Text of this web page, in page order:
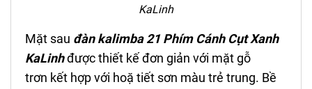
KaLinh
Mặt sau đàn kalimba 21 Phím Cánh CụtXanh
KaLinhđược thiết kế đơn giản với mặt gỗ
trơn kết hợp với hoặ tiết sơn màu trẻ trung. Bề